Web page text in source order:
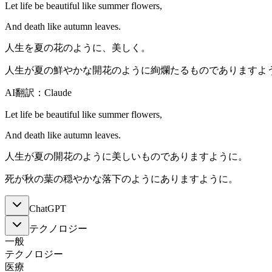
Let life be beautiful like summer flowers,
And death like autumn leaves.
人生を夏の花のように、美しく。
人生が夏の鮮やかな開花のように絢爛たるものでありますよ
AI翻訳：Claude
Let life be beautiful like summer flowers,
And death like autumn leaves.
人生が夏の開花のように美しいものでありますように。
死が秋の葉の穏やかな落下のようにありますように。
ChatGPT
テクノロジー
一般
テクノロジー
医療